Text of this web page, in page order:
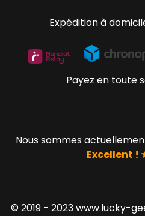
Expédition à
Payez en toute
Nous sommes
Excellent
© 2019 - 2023 www.lucky-